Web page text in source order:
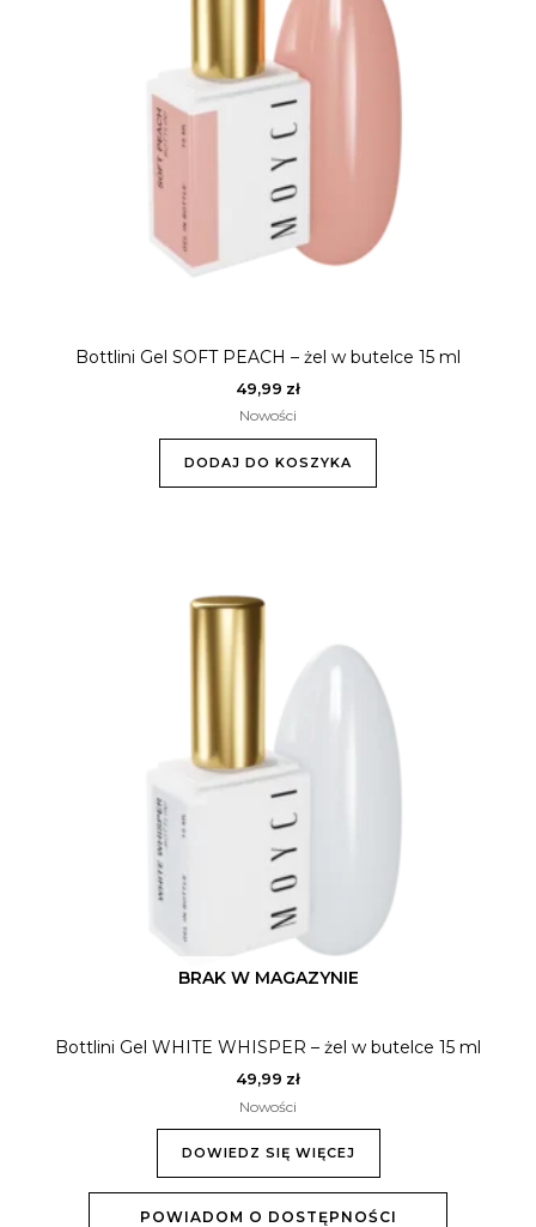
Bottlini Gel SOFT PEACH – żel w butelce 15 ml
49,99 zł
Nowości
DODAJ DO KOSZYKA
BRAK W MAGAZYNIE
Bottlini Gel WHITE WHISPER – żel w butelce 15 ml
49,99 zł
Nowości
DOWIEDZ SIĘ WIĘCEJ
POWIADOM O DOSTĘPNOŚCI